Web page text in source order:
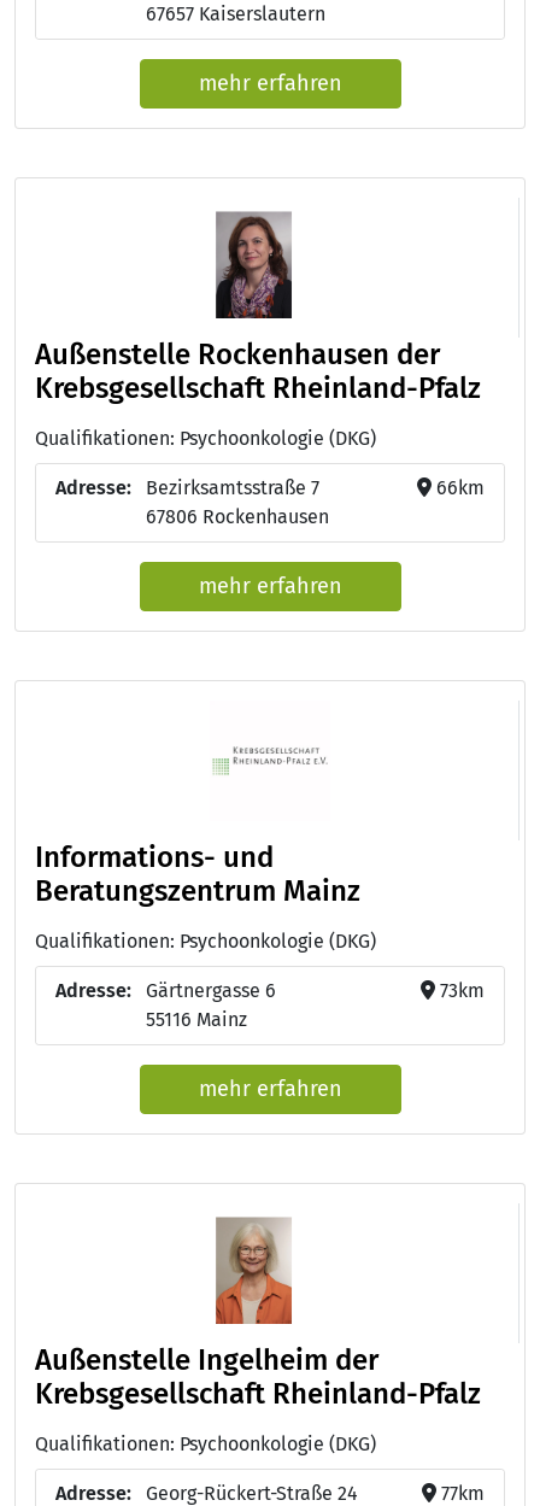
67657 Kaiserslautern
mehr erfahren
Außenstelle Rockenhausen der
Krebsgesellschaft Rheinland-Pfalz
Qualifikationen: Psychoonkologie (DKG)
Adresse:
Bezirksamtsstraße 7
67806 Rockenhausen
66km
mehr erfahren
Informations- und
Beratungszentrum Mainz
Qualifikationen: Psychoonkologie (DKG)
Adresse:
Gärtnergasse 6
55116 Mainz
73km
mehr erfahren
Außenstelle Ingelheim der
Krebsgesellschaft Rheinland-Pfalz
Qualifikationen: Psychoonkologie (DKG)
Adresse:
Georg-Rückert-Straße 24
77km